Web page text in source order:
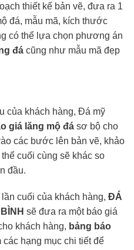
thiết kế bản vẽ, đưa ra 1
đá, mẫu mã, kích thước
có thể lựa chọn phương án
đá cũng như mẫu mã đẹp
của khách hàng, Đá mỹ
giá lăng mộ đá sơ bộ cho
các bước lên bản vẽ, khảo
cuối cùng sẽ khác so
đầu.
cuối của khách hàng, ĐÁ
sẽ đưa ra một báo giá
khách hàng, bảng báo
các hạng mục chi tiết để